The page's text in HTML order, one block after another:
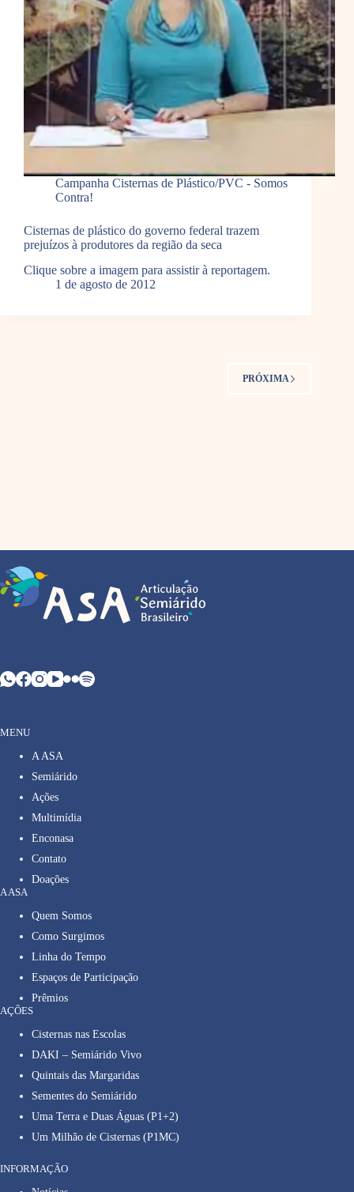
Campanha Cisternas de Plástico/PVC - Somos
Contra!
Cisternas de plástico do governo federal trazem
prejuízos à produtores da região da seca
Clique sobre a imagem para assistir à reportagem.
1 de agosto de 2012
PRÓXIMA
MENU
A ASA
Semiárido
Ações
Multimídia
Enconasa
Contato
Doações
A ASA
Quem Somos
Como Surgimos
Linha do Tempo
Espaços de Participação
Prêmios
AÇÕES
Cisternas nas Escolas
DAKI – Semiárido Vivo
Quintais das Margaridas
Sementes do Semiárido
Uma Terra e Duas Águas (P1+2)
Um Milhão de Cisternas (P1MC)
INFORMAÇÃO